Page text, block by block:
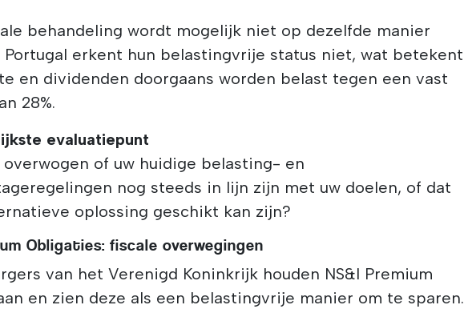
behandeling wordt mogelijk niet op dezelfde manier
Portugal erkent hun belastingvrije status niet, wat betekent
en dividenden doorgaans worden belast tegen een vast
28%.
evaluatiepunt
overwogen of uw huidige belasting- en
nog steeds in lijn zijn met uw doelen, of dat
oplossing geschikt kan zijn?
Obligaties: fiscale overwegingen
van het Verenigd Koninkrijk houden NS&I Premium
en zien deze als een belastingvrije manier om te sparen.